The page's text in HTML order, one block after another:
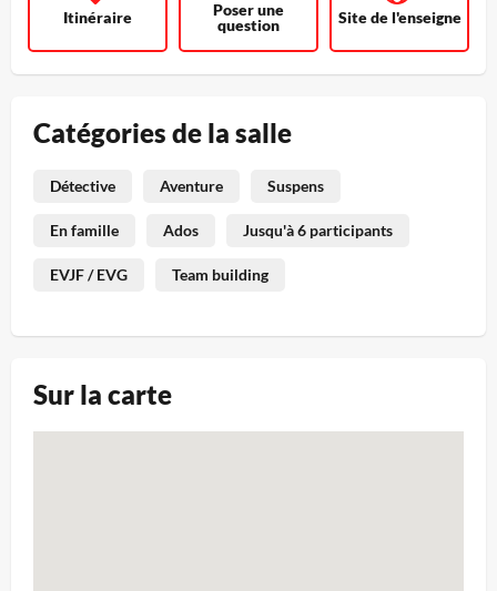
Itinéraire
Poser une
question
Site de l'enseigne
Catégories de la salle
Détective Aventure Suspens
En famille Ados Jusqu'à 6 participants
EVJF / EVG Team building
Sur la carte